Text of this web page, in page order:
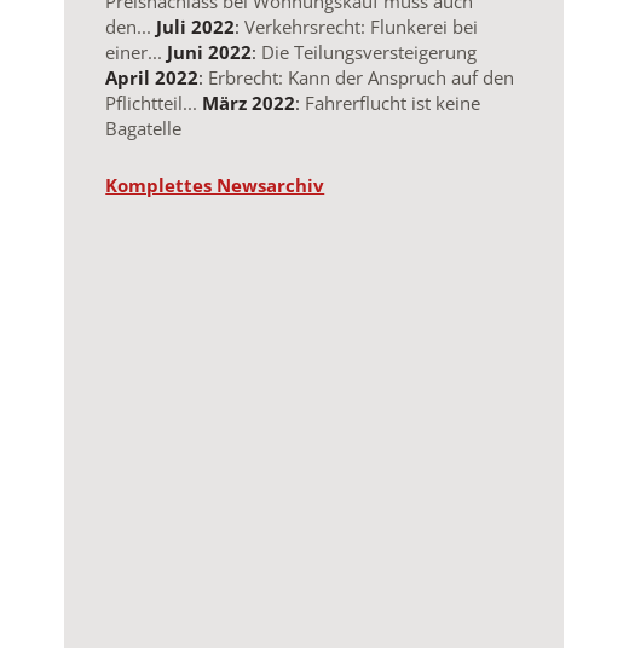
den... Juli 2022:Verkehrsrecht: Flunkerei bei
einer... Juni 2022: Die Teilungsversteigerung
April 2022: Erbrecht: Kann der Anspruch auf den
Pflichtteil... März 2022: Fahrerflucht ist keine
Bagatelle
Komplettes Newsarchiv